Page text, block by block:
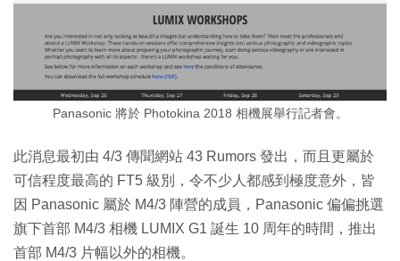
Panasonic 將於 Photokina 2018 相機展舉行記者會。
此消息最初由 4/3 傳聞網站 43 Rumors 發出，而且更屬於
可信程度最高的 FT5 級別，令不少人都感到極度意外，皆
因 Panasonic 屬於 M4/3 陣營的成員，Panasonic 偏偏挑選
旗下首部 M4/3 相機 LUMIX G1 誕生 10 周年的時間，推出
首部 M4/3 片幅以外的相機。